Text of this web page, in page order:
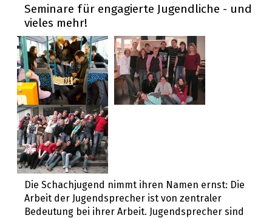
Seminare für engagierte Jugendliche - und
vieles mehr!
Die Schachjugend nimmt ihren Namen ernst: Die
Arbeit der Jugendsprecher ist von zentraler
Bedeutung bei ihrer Arbeit. Jugendsprecher sind